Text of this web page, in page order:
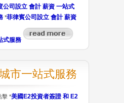
公司設立 會計 薪資 一站式
*菲律賓公司設立 會計 薪資
式服務
市一站式服務
擊 *美國E2投資者簽證 和 E2